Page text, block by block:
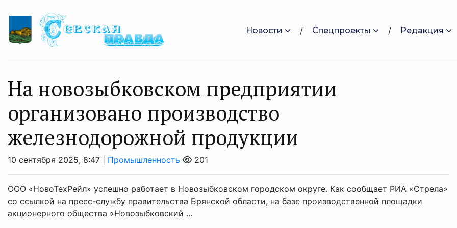
Новости Спецпроекты Редакция
На новозыбковском предприятии
организовано производство
железнодорожной продукции
10 сентября 2025, 8:47 | Промышленность 201
ООО «НовоТехРейл» успешно работает в Новозыбковском городском округе. Как сообщает РИА «Стрела»
со ссылкой на пресс-службу правительства Брянской области, на базе производственной площадки
акционерного общества «Новозыбковский ...